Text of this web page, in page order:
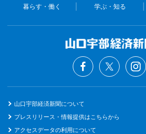
暮らす・働く 学ぶ・知る
山口宇部経済新聞について
プレスリリース・情報提供はこちらから
アクセスデータの利用について